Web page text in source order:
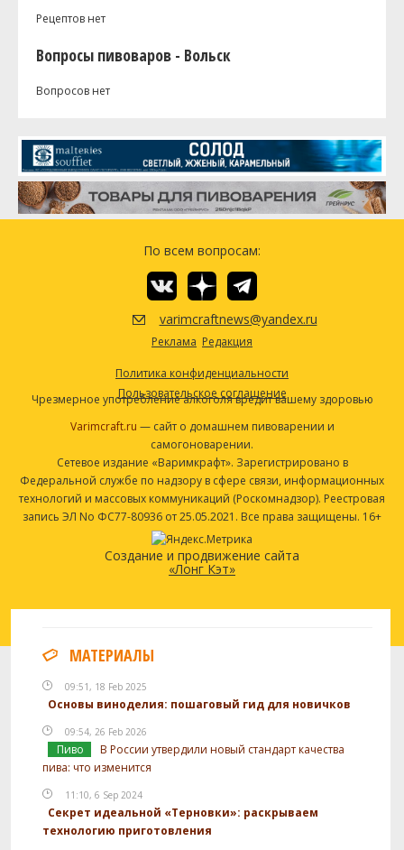
Рецептов нет
Вопросы пивоваров - Вольск
Вопросов нет
По всем вопросам:
varimcraftnews@yandex.ru
Реклама Редакция
Политика конфиденциальности
Пользовательское соглашение
Чрезмерное употребление алкоголя вредит вашему здоровью
Varimcraft.ru — сайт о домашнем пивоварении и
самогоноварении.
Сетевое издание «Варимкрафт». Зарегистрировано в
Федеральной службе по надзору в сфере связи, информационных
технологий и массовых коммуникаций (Роскомнадзор). Реестровая
запись ЭЛ No ФС77-80936 от 25.05.2021. Все права защищены. 16+
Создание и продвижение сайта
«Лонг Кэт»
МАТЕРИАЛЫ
09:51, 18 Feb 2025
Основы виноделия: пошаговый гид для новичков
09:54, 26 Feb 2026
Пиво
В России утвердили новый стандарт качества
пива: что изменится
11:10, 6 Sep 2024
Секрет идеальной «Терновки»: раскрываем
технологию приготовления